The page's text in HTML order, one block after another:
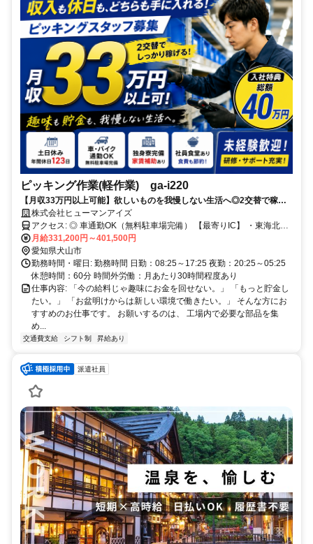
ピッキング作業(軽作業) ga-i220
【月収33万円以上可能】欲しいものを我慢しない生活へ◎2交替で稼げ
るピッキングスタッフ｜土日休み
株式会社ヒューマンアイズ
アクセス: ◎ 車通勤OK（無料駐車場完備） 【最寄りIC】 ・東海北陸
自動車道「関IC」より車で約10分 ・東海環状自動車道「富加関IC」
より車で約10分 【最寄り駅】 ・JR高山本線「坂祝駅」より車で約15
分 ・JR高山本線「鵜沼駅」より車で約20分 ・名鉄犬山線「新鵜沼
駅」より車で約20分 【通勤圏の目安（一般道）】 ・坂祝町から約15
～20分 ・鵜沼方面から約20分 ・美濃加茂市から約20～30分 ・可児
市西部から約25～35分 ・蘇原方面から約30分前後 ・那加方面から約
35分前後 ※交通状況により所要時間は前後する場合があります。 各
務原市や坂祝町、美濃加茂市など、近隣エリアから通勤しているスタ
ッフも在籍しています。
月給331,200円～401,500円
愛知県犬山市
勤務時間・曜日: 勤務時間 日勤：08:25～17:25 夜勤：20:25～05:25
休憩時間：60分 時間外労働：月あたり30時間程度あり
仕事内容: 「今の給料じゃ趣味にお金を回せない。」 「もっと貯金し
たい。」 「お盆明けからは新しい環境で働きたい。」 そんな方にお
すすめのお仕事です。 お願いするのは、 工場内で必要な部品を集
め...
交通費支給 シフト制 昇給あり
派遣社員